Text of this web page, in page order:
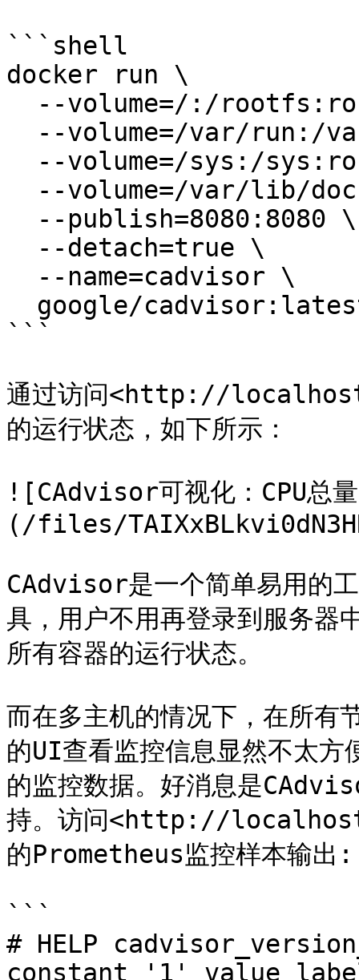
```shell
docker run \
```
通过访问<http://
的运行状态，如下所示：
![CAdvisor可视化：CPU总
(/files/
CAdvisor是一个简单易用的
具，用户不用再登录到服务器
所有容器的运行状态。
而在多主机的情况下，在所
的UI查看监控信息显然不太
的监控数据。好消息是
持。访问<http://
的Prometheus监控样本输出:
```
# HELP
constant '1' value